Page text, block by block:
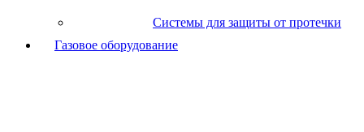
Системы для защиты от протечки
Газовое оборудование